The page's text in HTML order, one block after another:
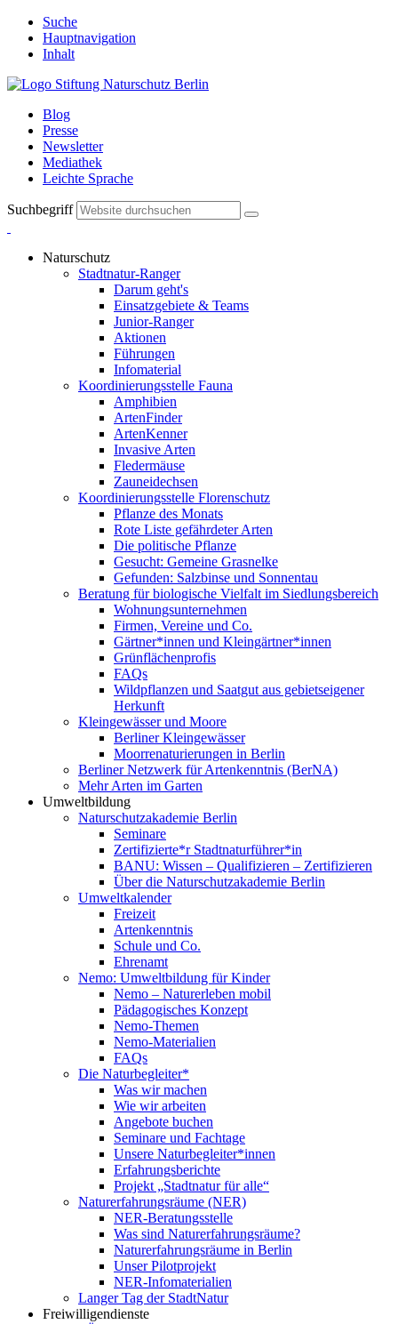
Suche
Hauptnavigation
Inhalt
Blog
Presse
Newsletter
Mediathek
Leichte Sprache
Suchbegriff
Naturschutz
Stadtnatur-Ranger
Darum geht's
Einsatzgebiete & Teams
Junior-Ranger
Aktionen
Führungen
Infomaterial
Koordinierungsstelle Fauna
Amphibien
ArtenFinder
ArtenKenner
Invasive Arten
Fledermäuse
Zauneidechsen
Koordinierungsstelle Florenschutz
Pflanze des Monats
Rote Liste gefährdeter Arten
Die politische Pflanze
Gesucht: Gemeine Grasnelke
Gefunden: Salzbinse und Sonnentau
Beratung für biologische Vielfalt im Siedlungsbereich
Wohnungsunternehmen
Firmen, Vereine und Co.
Gärtner*innen und Kleingärtner*innen
Grünflächenprofis
FAQs
Wildpflanzen und Saatgut aus gebietseigener
Herkunft
Kleingewässer und Moore
Berliner Kleingewässer
Moorrenaturierungen in Berlin
Berliner Netzwerk für Artenkenntnis (BerNA)
Mehr Arten im Garten
Umweltbildung
Naturschutzakademie Berlin
Seminare
Zertifizierte*r Stadtnaturführer*in
BANU: Wissen – Qualifizieren – Zertifizieren
Über die Naturschutzakademie Berlin
Umweltkalender
Freizeit
Artenkenntnis
Schule und Co.
Ehrenamt
Nemo: Umweltbildung für Kinder
Nemo – Naturerleben mobil
Pädagogisches Konzept
Nemo-Themen
Nemo-Materialien
FAQs
Die Naturbegleiter*
Was wir machen
Wie wir arbeiten
Angebote buchen
Seminare und Fachtage
Unsere Naturbegleiter*innen
Erfahrungsberichte
Projekt „Stadtnatur für alle“
Naturerfahrungsräume (NER)
NER-Beratungsstelle
Was sind Naturerfahrungsräume?
Naturerfahrungsräume in Berlin
Unser Pilotprojekt
NER-Infomaterialien
Langer Tag der StadtNatur
Freiwilligendienste